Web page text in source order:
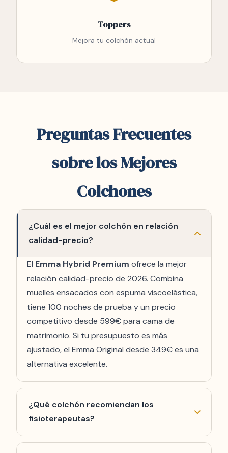
Toppers
Mejora tu colchón actual
Preguntas Frecuentes
sobre los Mejores
Colchones
¿Cuál es el mejor colchón en relación
calidad-precio?
El Emma Hybrid Premium ofrece la mejor
relación calidad-precio de 2026. Combina
muelles ensacados con espuma viscoelástica,
tiene 100 noches de prueba y un precio
competitivo desde 599€ para cama de
matrimonio. Si tu presupuesto es más
ajustado, el Emma Original desde 349€ es una
alternativa excelente.
¿Qué colchón recomiendan los
fisioterapeutas?
Los fisioterapeutas suelen recomendar